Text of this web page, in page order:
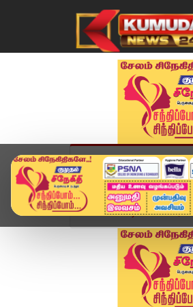
முகப்பு விளையாட்டு
Home வீடியோ ஸ்டோரி